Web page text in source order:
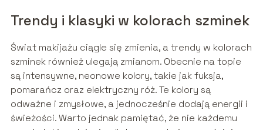
Trendy i klasyki w kolorach szminek
Świat makijażu ciągle się zmienia, a trendy w kolorach
szminek również ulegają zmianom. Obecnie na topie
są intensywne, neonowe kolory, takie jak fuksja,
pomarańcz oraz elektryczny róż. Te kolory są
odważne i zmysłowe, a jednocześnie dodają energii i
świeżości. Warto jednak pamiętać, że nie każdemu